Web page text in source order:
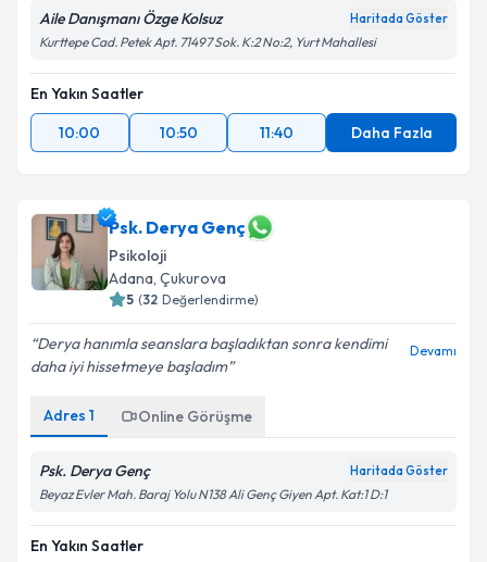
Aile Danışmanı Özge Kolsuz Haritada Göster
Kurttepe Cad. Petek Apt. 71497 Sok. K:2 No:2, Yurt Mahallesi
En Yakın Saatler
10:00
10:50 11:40 Daha Fazla
Psk. Derya Genç
Psikoloji
Adana, Çukurova
5 (32 Değerlendirme)
Derya hanımla seanslara başladıktan sonra kendimi
daha iyi hissetmeye başladım
Devamı
Adres 1 Online Görüşme
Psk. Derya Genç Haritada Göster
Beyaz Evler Mah. Baraj Yolu N138 Ali Genç Giyen Apt. Kat:1 D:1
En Yakın Saatler